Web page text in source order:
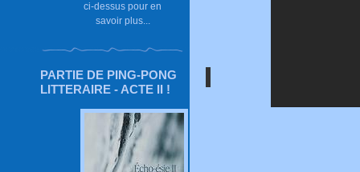
ci-dessus pour en
savoir plus...
PARTIE DE PING-PONG
LITTERAIRE - ACTE II !